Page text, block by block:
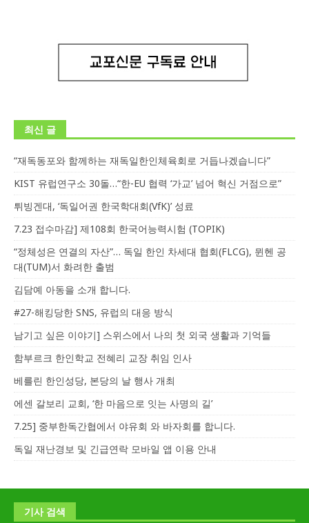
최신 글
“재독동포와 함께하는 재독일한인체육회로 거듭나겠습니다”
KIST 유럽연구소 30돌…“한-EU 협력 ‘가교’ 넘어 혁신 거점으로”
튀빙겐대, ‘독일어권 한국학대회(VfK)’ 성료
7.23 접수마감] 제108회 한국어능력시험 (TOPIK)
“정체성은 연결의 자산”… 독일 한인 차세대 협회(FLCG), 뮌헨 공
대(TUM)서 화려한 출범
김담예 아동을 소개 합니다.
#27-해킹당한 SNS, 유럽의 대응 방식
남기고 싶은 이야기] 스위스에서 나의 첫 외국 생활과 기억들
함부르크 한인학교 전혜리 교장 취임 인사
베를린 한인성당, 본당의 날 행사 개최
에센 갈보리 교회, ‘한 마음으로 잇는 사명의 길’
7.25] 중부한독간협에서 야유회 와 바자회를 합니다.
독일 재난경보 및 긴급연락 모바일 앱 이용 안내
기사 검색